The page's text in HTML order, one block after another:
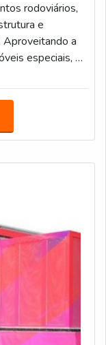
rodoviários,
e
Aproveitando a
especiais, a
de o mercado
qualidade,